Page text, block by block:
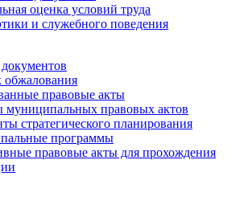
оценка условий труда
и служебного поведения
обжалования
правовые акты
муниципальных правовых актов
стратегического планирования
программы
правовые акты для прохождения